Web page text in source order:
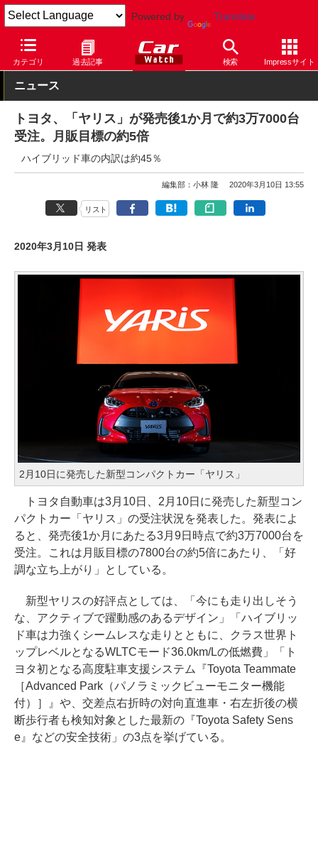
Powered by Translate
カテゴリ 過去記事 検索 Impressサイト
Car Watch 自動車 トヨタ ヤリス
ニュース
トヨタ、「ヤリス」が発売後1か月で約3万7000台
受注。月販目標の約5倍
ハイブリッド車の内訳は約45％
編集部：小林 隆 2020年3月10日 13:55
リスト
2020年3月10日 発表
2月10日に発売した新型コンパクトカー「ヤリス」
トヨタ自動車は3月10日、2月10日に発売した新型コン
パクトカー「ヤリス」の受注状況を発表した。発表によ
ると、発売後1か月にあたる3月9日時点で約3万7000台を
受注。これは月販目標の7800台の約5倍にあたり、「好
調な立ち上がり」としている。
新型ヤリスの好評点としては、「今にも走り出しそう
な、アクティブで躍動感のあるデザイン」「ハイブリッ
ド車は力強くシームレスな走りとともに、クラス世界ト
ップレベルとなるWLTCモード36.0km/Lの低燃費」「ト
ヨタ初となる高度駐車支援システム『Toyota Teammate
［Advanced Park（パノラミックビューモニター機能
付）］』や、交差点右折時の対向直進車・右左折後の横
断歩行者も検知対象とした最新の『Toyota Safety Sens
e』などの安全技術」の3点を挙げている。